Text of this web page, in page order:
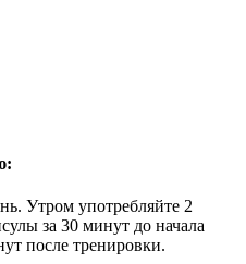
Утром употребляйте 2
за 30 минут до начала
после тренировки.